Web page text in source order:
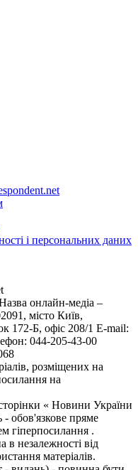
і персональних даних
онлайн-медіа –
місто Київ,
Б, офіс 208/1 E-mail:
044-205-43-00
розміщених на
на
« Новини України
- обов'язкове пряме
гіперпосилання .
в незалежності від
матеріалів.